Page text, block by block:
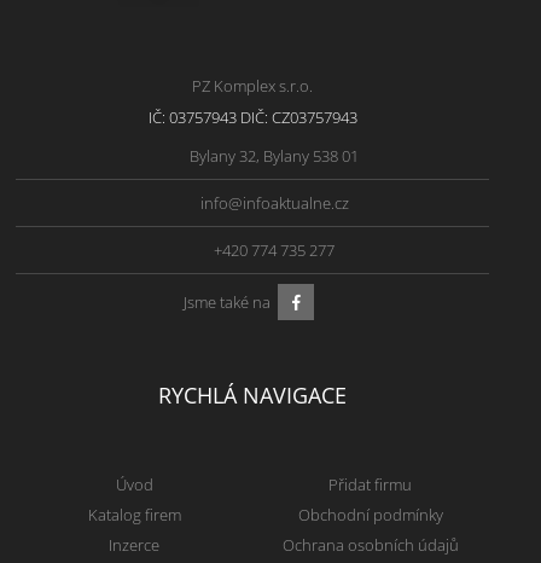
PZ Komplex s.r.o.
IČ: 03757943 DIČ: CZ03757943
Bylany 32, Bylany 538 01
info@infoaktualne.cz
+420 774 735 277
Jsme také na
RYCHLÁ NAVIGACE
Úvod
Katalog firem
Inzerce
Přidat firmu
Obchodní podmínky
Ochrana osobních údajů